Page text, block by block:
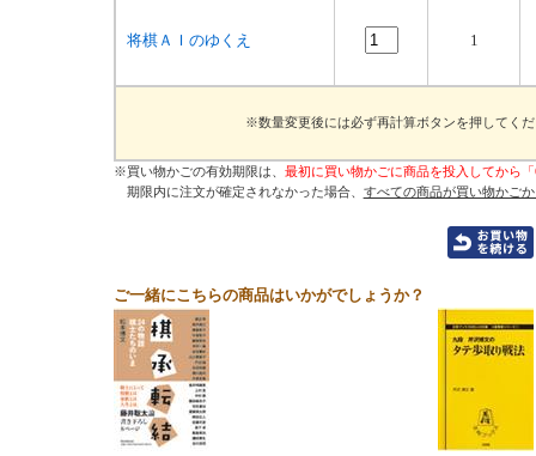
将棋ＡＩのゆくえ 1
※数量変更後には必ず再計算ボタンを押してく
※買い物かごの有効期限は、 最初に買い物かごに商品を投入してから
期限内に注文が確定されなかった場合、 すべての商品が買い物かご
ご一緒にこちらの商品はいかがでしょうか？